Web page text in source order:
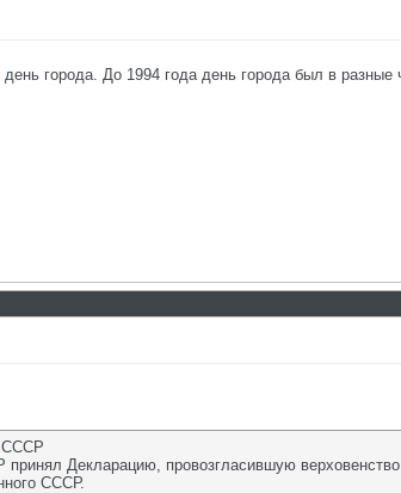
города. До 1994 года день города был в
СССР
Декларацию, провозгласившую
СССР.